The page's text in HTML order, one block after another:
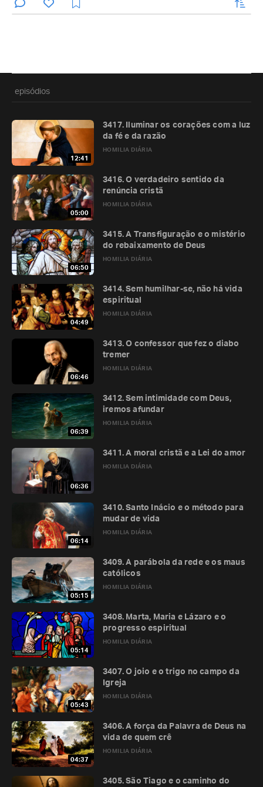
episódios
12:41
HOMILIA DIÁRIA
3417. Iluminar os corações com a luz
da fé e da razão
05:00
HOMILIA DIÁRIA
3416. O verdadeiro sentido da
renúncia cristã
06:50
HOMILIA DIÁRIA
3415. A Transfiguração e o mistério
do rebaixamento de Deus
04:49
HOMILIA DIÁRIA
3414. Sem humilhar-se, não há vida
espiritual
06:46
HOMILIA DIÁRIA
3413. O confessor que fez o diabo
tremer
06:39
HOMILIA DIÁRIA
3412. Sem intimidade com Deus,
iremos afundar
06:36
HOMILIA DIÁRIA
3411. A moral cristã e a Lei do amor
06:14
HOMILIA DIÁRIA
3410. Santo Inácio e o método para
mudar de vida
05:15
HOMILIA DIÁRIA
3409. A parábola da rede e os maus
católicos
05:14
HOMILIA DIÁRIA
3408. Marta, Maria e Lázaro e o
progresso espiritual
05:43
HOMILIA DIÁRIA
3407. O joio e o trigo no campo da
Igreja
04:37
HOMILIA DIÁRIA
3406. A força da Palavra de Deus na
vida de quem crê
3405. São Tiago e o caminho do